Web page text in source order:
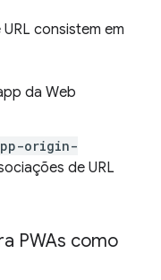
consistem em
da Web
origin-
de URL
PWAs como